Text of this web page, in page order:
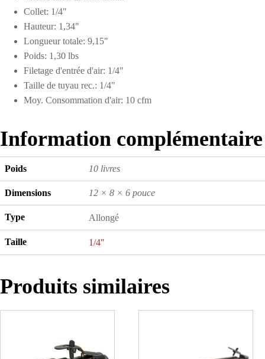
Collet: 1/4"
Hauteur: 1,34"
Longueur totale: 9,15"
Poids: 1,30 lbs
Filetage d'entrée d'air: 1/4"
Taille de tuyau rec.: 1/4"
Moy. Consommation d'air: 10 cfm
Information complémentaire
Poids 10 livres
Dimensions 12 × 8 × 6 pouce
Type Allongé
Taille 1/4"
Produits similaires